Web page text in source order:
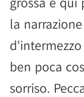
la
ben poca
sorriso.